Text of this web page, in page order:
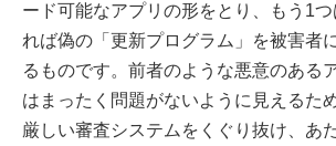
ード可能なアプリの形をとり、もう1
れば偽の「更新プログラム」を被害者
るものです。前者のような悪意のある
はまったく問題がないように見えるた
厳しい審査システムをくぐり抜け、あ